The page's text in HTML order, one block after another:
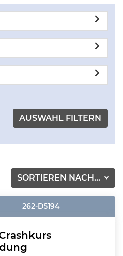
SORTIEREN NACH...
262-D5194